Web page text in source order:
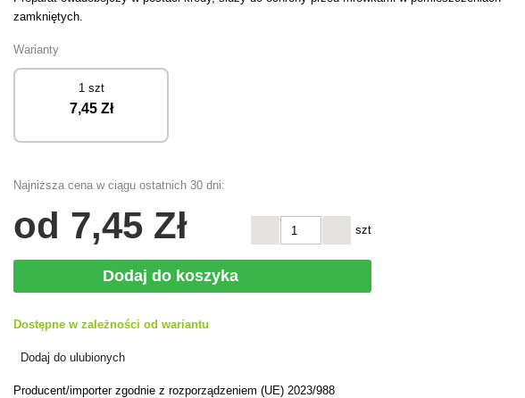
zamkniętych.
Warianty
1 szt
7,45 Zł
Najniższa cena w ciągu ostatnich 30 dni:
od 7,45 Zł szt
Dodaj do koszyka
Dostępne w zależności od wariantu
Dodaj do ulubionych
Producent/importer zgodnie z rozporządzeniem (UE) 2023/988